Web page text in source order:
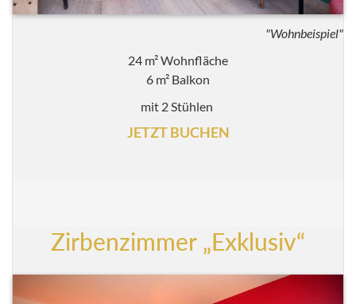
"Wohnbeispiel"
24 m² Wohnfläche
6 m² Balkon
mit 2 Stühlen
JETZT BUCHEN
Zirbenzimmer „Exklusiv“